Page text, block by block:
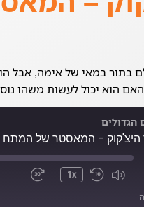
בתור במאי של אימה, אבל
הוא יכול לעשות משהו
הגדולים
היצ'קוק - המאסטר של המתח
1x